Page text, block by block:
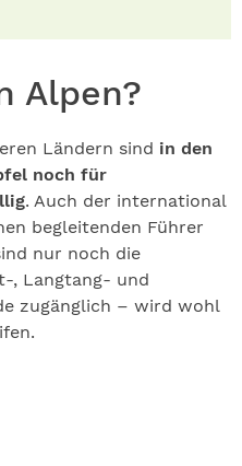
Alpen?
Ländern sind in den
noch für
. Auch der international
begleitenden Führer
nur noch die
, Langtang- und
zugänglich – wird wohl